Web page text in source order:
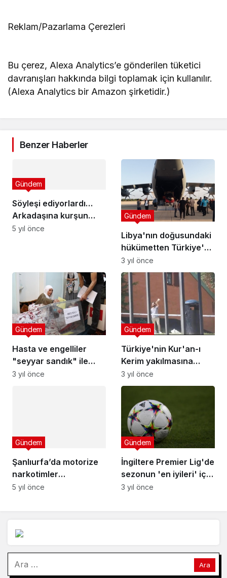
Reklam/Pazarlama Çerezleri
Bu çerez, Alexa Analytics’e gönderilen tüketici
davranışları hakkında bilgi toplamak için kullanılır.
(Alexa Analytics bir Amazon şirketidir.)
Benzer Haberler
Söyleşi ediyorlardı…
Arkadaşına kurşun
yağdırdı
Gündem
5 yıl önce
Libya'nın doğusundaki
hükümetten Türkiye'ye
felaket bölgelerine
desteği için teşekkür
Gündem
3 yıl önce
Hasta ve engelliler
"seyyar sandık" ile
oylarını kullandı
Gündem
3 yıl önce
Türkiye'nin Kur'an-ı
Kerim yakılmasına
tepkisi İsveç'i tedbir
arayışına soktu
Gündem
3 yıl önce
göz açtırmıyor
5 yıl önce
İngiltere Premier Lig'de
sezonun 'en iyileri' için
adaylar belli oldu
Gündem
3 yıl önce